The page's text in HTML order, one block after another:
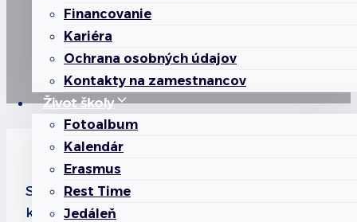
Financovanie
Kariéra
Ochrana osobných údajov
Kontakty na zamestnancov
Život školy
Fotoalbum
Kalendár
Erasmus
Rest Time
Jedáleň
Správna rada školy je kľúčovým orgánom,
ktorý zabezpečuje strategické riadenie a